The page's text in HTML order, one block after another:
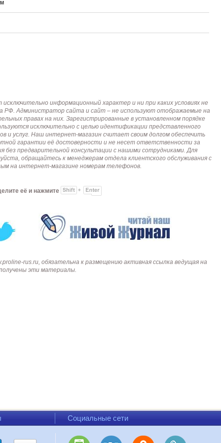
информационный характер и ни при каких условиях не
РФ. Администратор сайта и сайт – не используют отображаемые на
правах на них. Зарегистрированные в установленном порядке
исключительно с целью идентификации представленного
и услуг. Наш интернет-магазин считает своим долгом обеспечить
гарантии её достоверности и не несет ответственности за
предварительной консультации с нашими сотрудниками. Для
обращайтесь к менеджерам отдела клиентского обслуживания с
на интернет-магазине номерам телефонов.
её и нажмите
rus.ru, обязательна к размещению активная ссылка ведущая на
эти материалы.
Социальные сети